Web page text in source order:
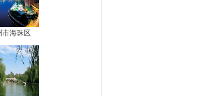
市海珠区